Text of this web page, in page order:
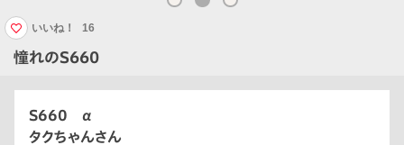
憧れのS660
いいね！ 16
S660 α
タクちゃんさん